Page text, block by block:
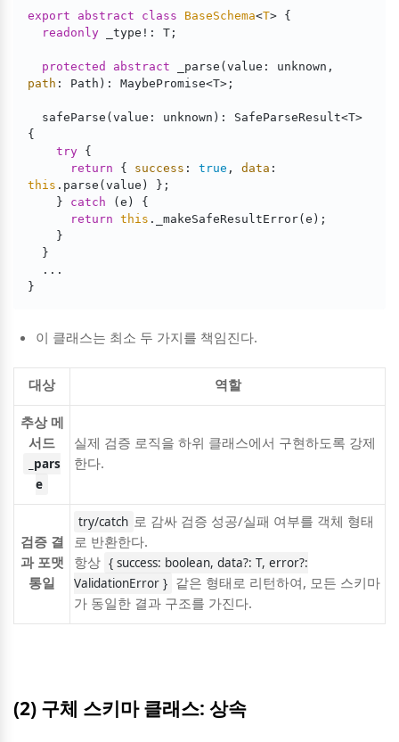
export abstract class BaseSchema<T> {
readonly _type!: T;
protected abstract
path : Path): MaybePromise<T>;
{
try {
return { success : true , data
this .parse(value) };
    }
catch (e) {
return this ._makeSafeResultError(e);
이 클래스는 최소 두 가지를 책임진다.
대상 역할
추상 메
서드
_pars
e
실제 검증 로직을 하위 클래스에서 구현하도록 강제
한다.
검증 결
과 포맷
통일
try/catch 로 감싸 검증 성공/실패 여부를 객체 형태
로 반환한다.
항상 { success: boolean, data?: T, error?:
ValidationError } 같은 형태로 리턴하여, 모든 스키마
가 동일한 결과 구조를 가진다.
(2) 구체 스키마 클래스: 상속